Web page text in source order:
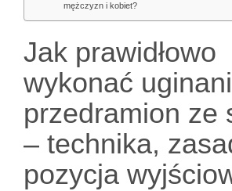
mężczyzn i kobiet?
Jak prawidłowo
wykonać
przedramion ze
– technika,
pozycja